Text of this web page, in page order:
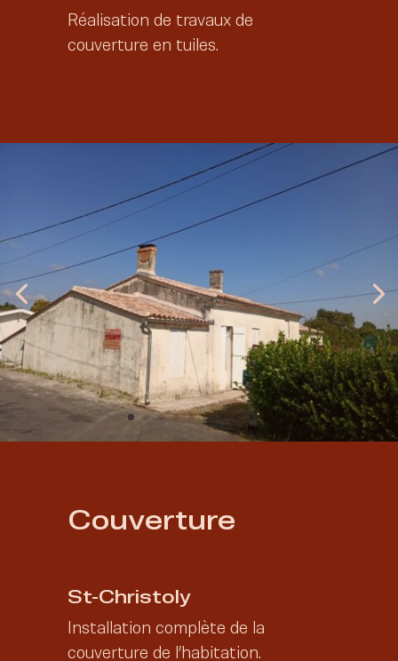
Réalisation de travaux de
couverture en tuiles.
Couverture
St-Christoly
Installation complète de la
couverture de l’habitation.